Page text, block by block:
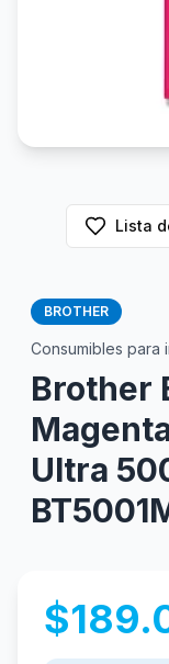
Lista
BROTHER
Consumibles para
Brother
Ultra
$